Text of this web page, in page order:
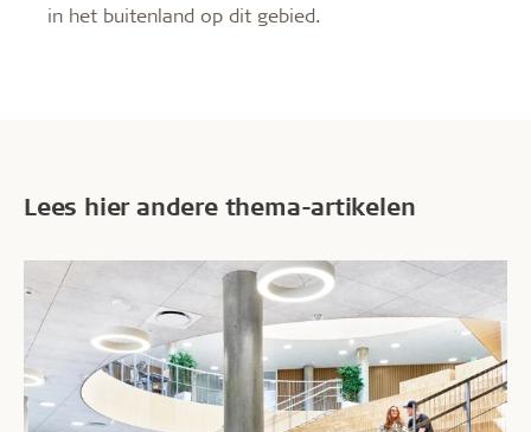
in het buitenland op dit gebied.
Lees hier andere thema-artikelen